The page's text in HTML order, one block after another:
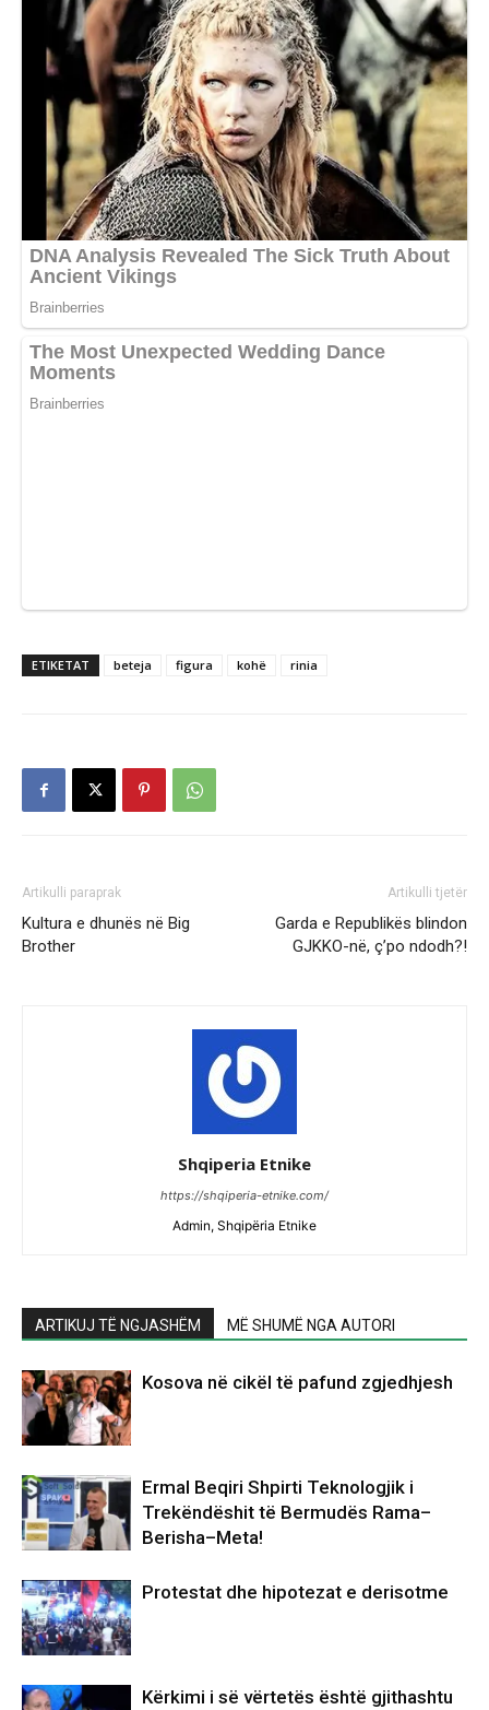
ETIKETAT beteja figura kohë rinia
Artikulli paraprak
Kultura e dhunës në Big
Brother
Artikulli tjetër
Garda e Republikës blindon
GJKKO-në, ç’po ndodh?!
Shqiperia Etnike
https://shqiperia-etnike.com/
Admin, Shqipëria Etnike
ARTIKUJ TË NGJASHËM MË SHUMË NGA AUTORI
Kosova në cikël të pafund zgjedhjesh
Ermal Beqiri Shpirti Teknologjik i
Trekëndëshit të Bermudës Rama–
Berisha–Meta!
Protestat dhe hipotezat e derisotme
Kërkimi i së vërtetës është gjithashtu